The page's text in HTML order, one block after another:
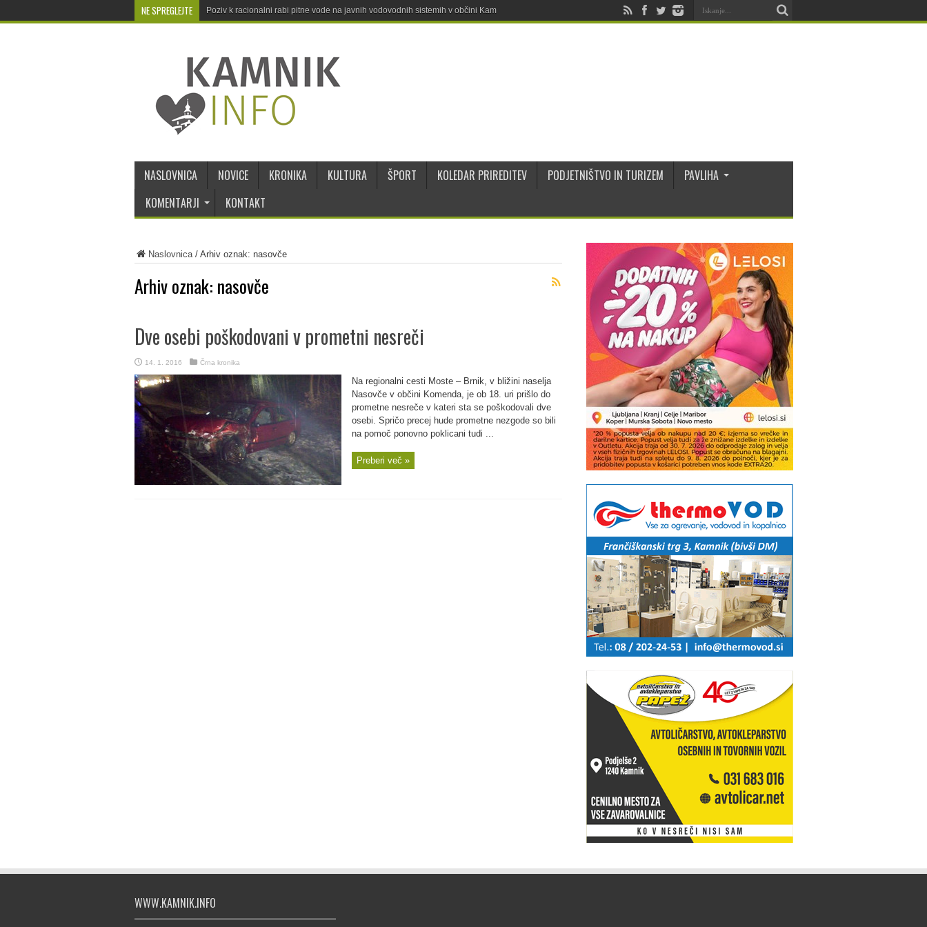
NE SPREGLEJTE Poziv k racionalni rabi pitne vode na javnih vodovodnih sistemih v občini Kamnik
NASLOVNICA NOVICE KRONIKA KULTURA ŠPORT KOLEDAR PRIREDITEV PODJETNIŠTVO IN TURIZEM
PAVLIHA
KOMENTARJI
KONTAKT
Naslovnica/ Arhiv oznak: nasovče
Arhiv oznak: nasovče
Dve osebi poškodovani v prometni nesreči
14. 1. 2016 Črna kronika
Na regionalni cesti Moste – Brnik, v bližini naselja
Nasovče v občini Komenda, je ob 18. uri prišlo do
prometne nesreče v kateri sta se poškodovali dve
osebi. Spričo precej hude prometne nezgode so bili
na pomoč ponovno poklicani tudi ...
Preberi več »
WWW.KAMNIK.INFO